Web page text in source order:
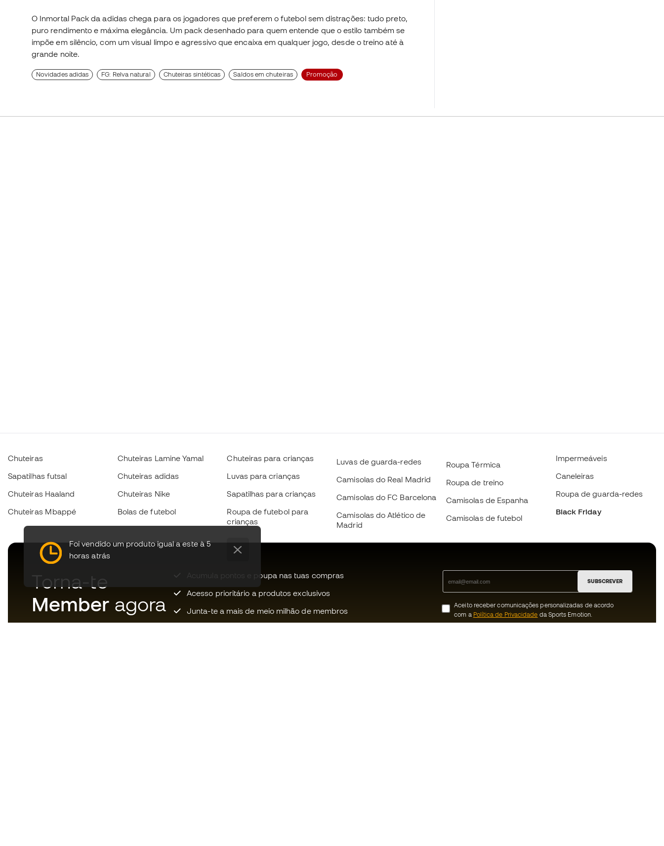
O Inmortal Pack da adidas chega para os jogadores que preferem o futebol sem distrações: tudo preto,
puro rendimento e máxima elegância. Um pack desenhado para quem entende que o estilo também se
impõe em silêncio, com um visual limpo e agressivo que encaixa em qualquer jogo, desde o treino até à
grande noite.
Novidades adidas FG: Relva natural Chuteiras sintéticas Saldos em chuteiras Promoção
Foi vendido um produto igual a este à 5
horas atrás
Chuteiras
Sapatilhas futsal
Chuteiras Haaland
Chuteiras Mbappé
Chuteiras Lamine Yamal
Chuteiras adidas
Chuteiras Nike
Bolas de futebol
Chuteiras para crianças
Luvas para crianças
Sapatilhas para crianças
Roupa de futebol para
crianças
Luvas de guarda-redes
Camisolas do Real Madrid
Camisolas do FC Barcelona
Camisolas do Atlético de
Madrid
Roupa Térmica
Roupa de treino
Camisolas de Espanha
Camisolas de futebol
Impermeáveis
Caneleiras
Roupa de guarda-redes
Black Friday
Torna-te
Member agora
Acumula pontos e poupa nas tuas compras
Acesso prioritário a produtos exclusivos
Junta-te a mais de meio milhão de membros
SUBSCREVER
Aceito receber comunicações personalizadas de acordo
com a Política de Privacidade da Sports Emotion.